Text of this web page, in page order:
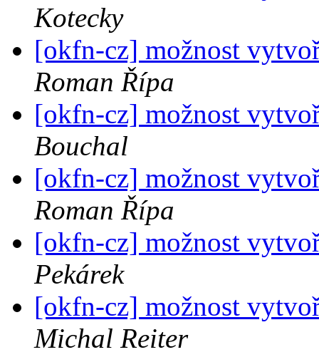
Kotecky
[okfn-cz] možnost
Roman Řípa
[okfn-cz] možnost
Bouchal
[okfn-cz] možnost
Roman Řípa
[okfn-cz] možnost
Pekárek
[okfn-cz] možnost
Michal Reiter